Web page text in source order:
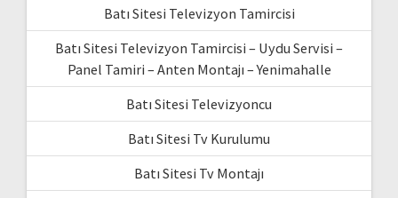
Batı Sitesi Televizyon Tamircisi
Batı Sitesi Televizyon Tamircisi – Uydu Servisi –
Panel Tamiri – Anten Montajı – Yenimahalle
Batı Sitesi Televizyoncu
Batı Sitesi Tv Kurulumu
Batı Sitesi Tv Montajı